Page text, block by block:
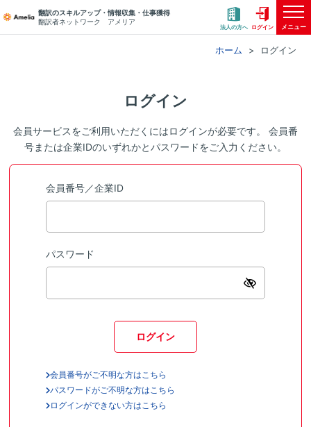
翻訳のスキルアップ・情報収集・仕事獲得
翻訳者ネットワーク アメリア
法人の方へ ログイン メニュー
ホーム ログイン
ログイン
会員サービスをご利用いただくにはログインが必要です。 会員番
号または企業IDのいずれかとパスワードをご入力ください。
会員番号／企業ID
パスワード
ログイン
会員番号がご不明な方はこちら
パスワードがご不明な方はこちら
ログインができない方はこちら